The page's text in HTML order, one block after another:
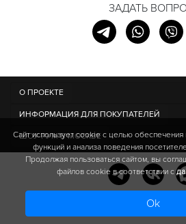
ЗАДАТЬ
О ПРОЕКТЕ
ИНФОРМАЦИЯ ДЛЯ ПОКУПАТЕЛЕЙ
ШОУ-РУМ В МОСКВЕ
© IRISH WOOL | 2013-
Сайт использует cookie c целью
функций и анализа поведения
Продолжая пользоваться сайтом, вы
файлов cookie в соответствии с
Ok